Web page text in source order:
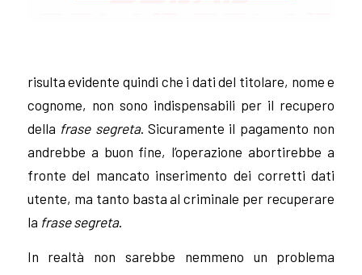
risulta evidente quindi che i dati del titolare, nome e
cognome, non sono indispensabili per il recupero
della frase segreta. Sicuramente il pagamento non
andrebbe a buon fine, l’operazione abortirebbe a
fronte del mancato inserimento dei corretti dati
utente, ma tanto basta al criminale per recuperare
la frase segreta.
In realtà non sarebbe nemmeno un problema